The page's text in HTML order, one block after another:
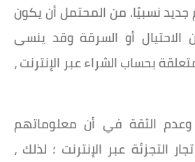
نسبيًا. من المحتمل أن يكون
الاحتيال أو السرقة وقد ينسى
بحساب الشراء عبر الإنترنت ،
الثقة في أن معلوماتهم
التجزئة عبر الإنترنت ؛ لذلك ،